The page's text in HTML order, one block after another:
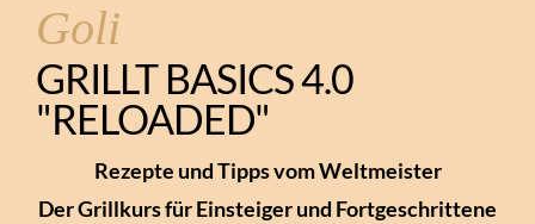
Goli
GRILLT BASICS 4.0
"RELOADED"
Rezepte und Tipps vom Weltmeister
Der Grillkurs für Einsteiger und Fortgeschrittene